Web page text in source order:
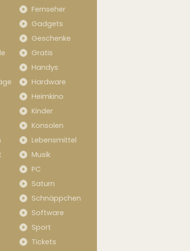
Fernseher
Gadgets
Geschenke
Gratis
Handys
Hardware
Heimkino
Kinder
Konsolen
Lebensmittel
Musik
PC
Saturn
Schnäppchen
Software
Sport
Tickets